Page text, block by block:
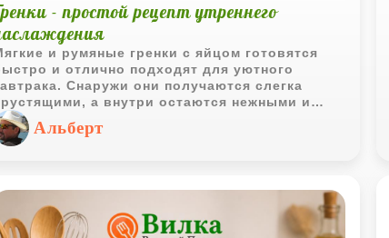
- простой рецепт утреннего
и румяные гренки с яйцом готовятся
и отлично подходят для уютного
Снаружи они получаются слегка
а внутри остаются нежными и
Альберт